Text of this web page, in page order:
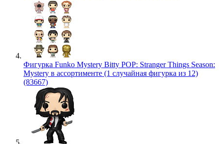
Фигурка Funko Mystery Bitty POP: Stranger Things Season:
Mystery в ассортименте (1 случайная фигурка из 12)
(83667)